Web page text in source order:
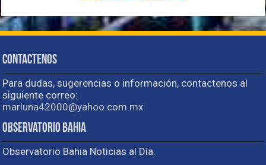
Contactenos
Para dudas, sugerencias o información, contactenos al
siguiente correo:
marluna42000@yahoo.com.mx
Observatorio Bahia
Observatorio Bahia Noticias al Día.